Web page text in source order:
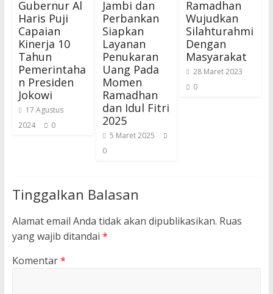
Gubernur Al
Haris Puji
Capaian
Kinerja 10
Tahun
Pemerintaha
n Presiden
Jokowi
17 Agustus
2024
0
Jambi dan
Perbankan
Siapkan
Layanan
Penukaran
Uang Pada
Momen
Ramadhan
dan Idul Fitri
2025
5 Maret 2025
0
Ramadhan
Wujudkan
Silahturahmi
Dengan
Masyarakat
28 Maret 2023
0
Tinggalkan Balasan
Alamat email Anda tidak akan dipublikasikan. Ruas
yang wajib ditandai *
Komentar*